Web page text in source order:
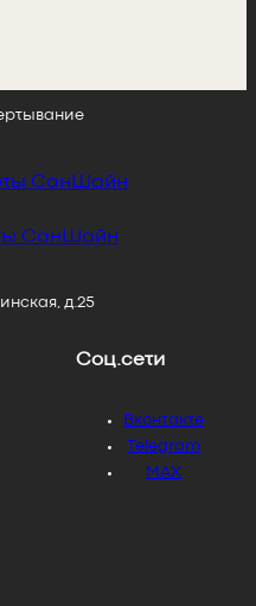
СанШайн
д.25
Соц.сети
Вконтакте
Telegram
MAX